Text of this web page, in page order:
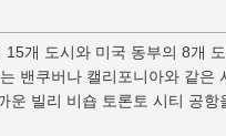
개 도시와 미국 동부의 8개
밴쿠버나 캘리포니아와 같
빌리 비숍 토론토 시티 공